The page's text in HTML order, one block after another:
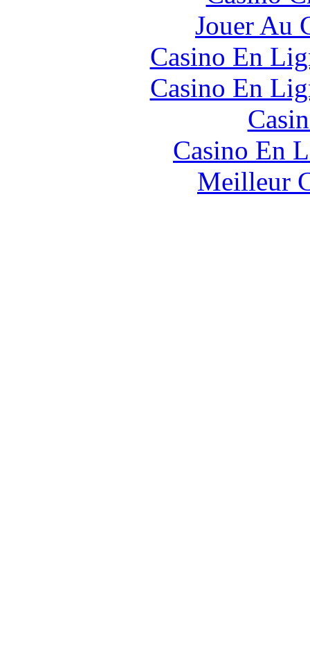
Jouer Au
Casino En
Casino En
Casino En
Meilleur